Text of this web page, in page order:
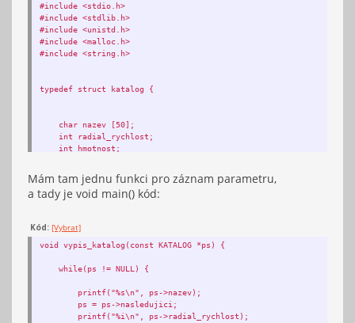
#include <stdio.h>
#include <stdlib.h>
#include <unistd.h>
#include <malloc.h>
#include <string.h>
typedef struct katalog {
char nazev [50];
int radial_rychlost;
int hmotnost;
struct katalog *nasledujici;
void pridat_parametry(KATALOG **pps, char nazev, int
KATALOG *ps;
ps = (KATALOG *) malloc(sizeof(KATALOG));
Mám tam jednu funkci pro záznam parametru,
a tady je void main() kód:
Kód: [Vybrat]
void vypis_katalog(const KATALOG *ps) {
while(ps != NULL) {
printf("%s\n", ps->nazev);
ps = ps->nasledujici;
printf("%i\n", ps->radial_rychlost);